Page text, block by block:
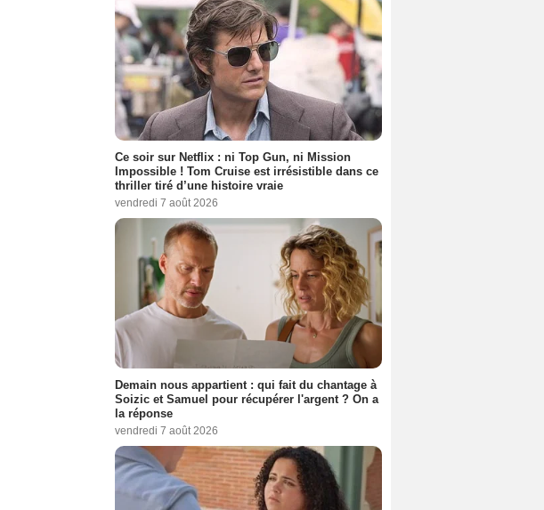
Ce soir sur Netflix : ni Top Gun, ni Mission
Impossible ! Tom Cruise est irrésistible dans ce
thriller tiré d’une histoire vraie
vendredi 7 août 2026
Demain nous appartient : qui fait du chantage à
Soizic et Samuel pour récupérer l'argent ? On a
la réponse
vendredi 7 août 2026